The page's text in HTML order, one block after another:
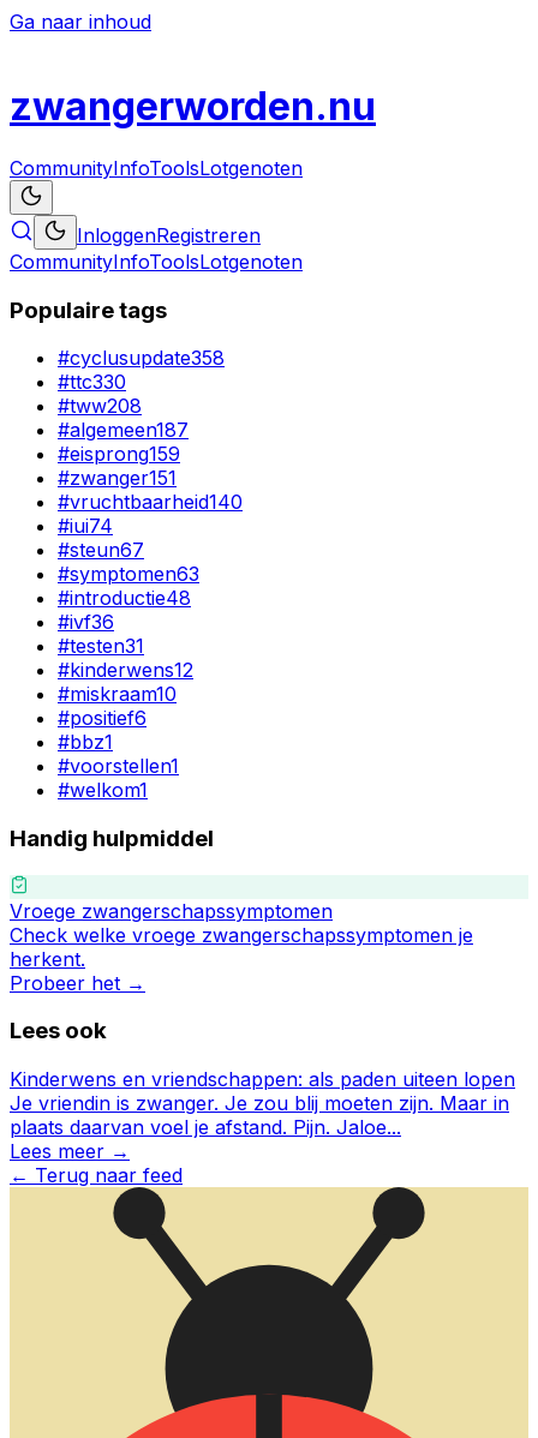
Ga naar inhoud
zwangerworden.nu
CommunityInfoToolsLotgenoten
InloggenRegistreren
CommunityInfoToolsLotgenoten
Populaire tags
#cyclusupdate358
#ttc330
#tww208
#algemeen187
#eisprong159
#zwanger151
#vruchtbaarheid140
#iui74
#steun67
#symptomen63
#introductie48
#ivf36
#testen31
#kinderwens12
#miskraam10
#positief6
#bbz1
#voorstellen1
#welkom1
Handig hulpmiddel
Vroege zwangerschapssymptomen
Check welke vroege zwangerschapssymptomen je
herkent.
Probeer het →
Lees ook
Kinderwens en vriendschappen: als paden uiteen lopen
Je vriendin is zwanger. Je zou blij moeten zijn. Maar in
plaats daarvan voel je afstand. Pijn. Jaloe...
Lees meer →
← Terug naar feed